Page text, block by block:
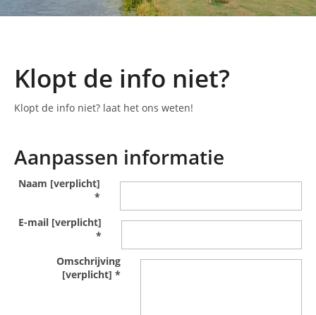
Klopt de info niet?
Klopt de info niet? laat het ons weten!
Aanpassen informatie
Naam [verplicht]
*
E-mail [verplicht]
*
Omschrijving
[verplicht]*